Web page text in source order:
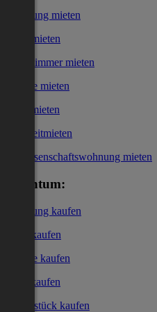
Wohnung mieten
Haus mieten
WG-Zimmer mieten
Garage mieten
Büro mieten
Kurzzeitmieten
Genossenschaftswohnung mieten
Eigentum:
Wohnung kaufen
Haus kaufen
Garage kaufen
Büro kaufen
Grundstück kaufen